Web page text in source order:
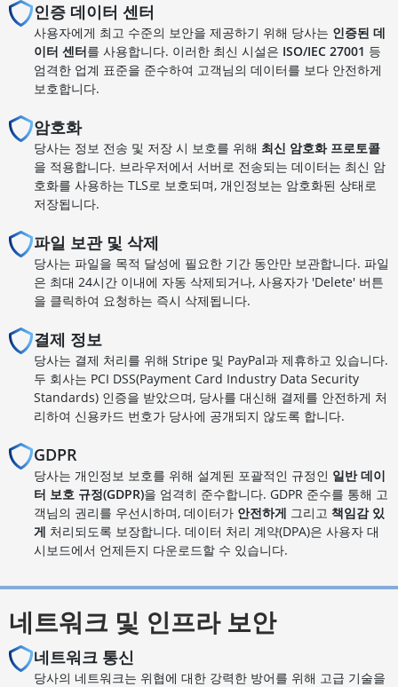
인증 데이터 센터
사용자에게 최고 수준의 보안을 제공하기 위해 당사는 인증된 데
이터 센터를 사용합니다. 이러한 최신 시설은 ISO/IEC 27001 등
엄격한 업계 표준을 준수하여 고객님의 데이터를 보다 안전하게
보호합니다.
암호화
당사는 정보 전송 및 저장 시 보호를 위해 최신 암호화 프로토콜
을 적용합니다. 브라우저에서 서버로 전송되는 데이터는 최신 암
호화를 사용하는 TLS로 보호되며, 개인정보는 암호화된 상태로
저장됩니다.
파일 보관 및 삭제
당사는 파일을 목적 달성에 필요한 기간 동안만 보관합니다. 파일
은 최대 24시간 이내에 자동 삭제되거나, 사용자가 'Delete' 버튼
을 클릭하여 요청하는 즉시 삭제됩니다.
결제 정보
당사는 결제 처리를 위해 Stripe 및 PayPal과 제휴하고 있습니다.
두 회사는 PCI DSS(Payment Card Industry Data Security
Standards) 인증을 받았으며, 당사를 대신해 결제를 안전하게 처
리하여 신용카드 번호가 당사에 공개되지 않도록 합니다.
GDPR
당사는 개인정보 보호를 위해 설계된 포괄적인 규정인 일반 데이
터 보호 규정(GDPR)을 엄격히 준수합니다. GDPR 준수를 통해 고
객님의 권리를 우선시하며, 데이터가 안전하게 그리고 책임감 있
게 처리되도록 보장합니다. 데이터 처리 계약(DPA)은 사용자 대
시보드에서 언제든지 다운로드할 수 있습니다.
네트워크 및 인프라 보안
네트워크 통신
당사의 네트워크는 위협에 대한 강력한 방어를 위해 고급 기술을